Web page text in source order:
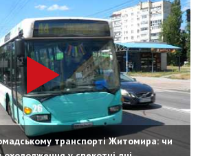
транспорті Житомира: чи